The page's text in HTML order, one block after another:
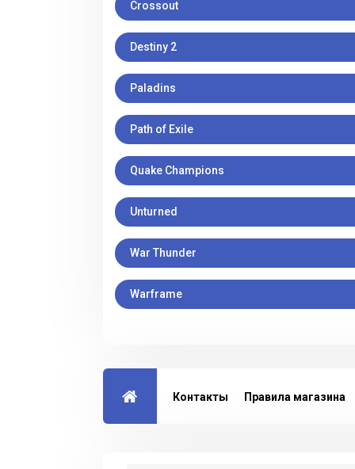
Crossout
Destiny 2
Paladins
Path of Exile
Quake Champions
Unturned
War Thunder
Warframe
Контакты Правила магазина